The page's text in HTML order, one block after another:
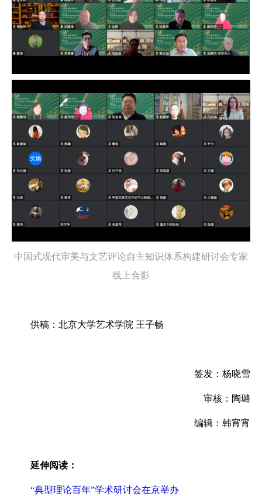
中国式现代审美与文艺评论自主知识体系构建研讨会专家
线上合影
供稿：北京大学艺术学院 王子畅
签发：杨晓雪
审核：陶璐
编辑：韩宵宵
延伸阅读：
“典型理论百年”学术研讨会在京举办